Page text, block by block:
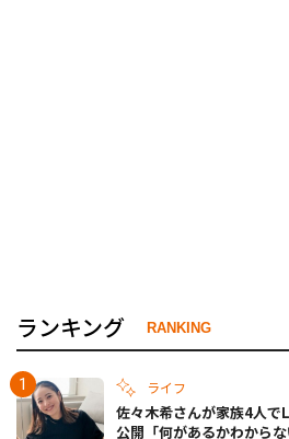
ランキング RANKING
ライフ
佐々木希さんが家族4人で
公開「何があるかわから